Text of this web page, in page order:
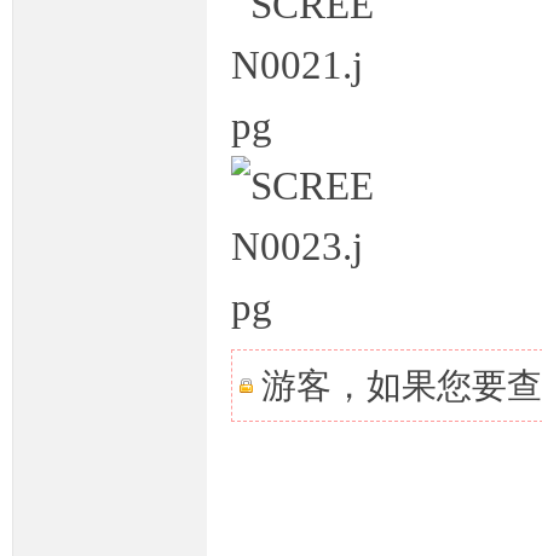
游客，如果您要